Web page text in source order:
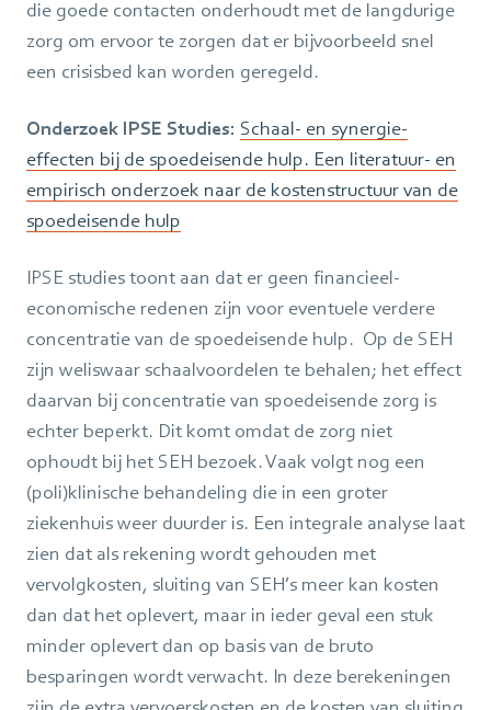
die goede contacten onderhoudt met de langdurige
zorg om ervoor te zorgen dat er bijvoorbeeld snel
een crisisbed kan worden geregeld.
Onderzoek IPSE Studies: Schaal- en synergie-
effecten bij de spoedeisende hulp. Een literatuur- en
empirisch onderzoek naar de kostenstructuur van de
spoedeisende hulp
IPSE studies toont aan dat er geen financieel-
economische redenen zijn voor eventuele verdere
concentratie van de spoedeisende hulp. Op de SEH
zijn weliswaar schaalvoordelen te behalen; het effect
daarvan bij concentratie van spoedeisende zorg is
echter beperkt. Dit komt omdat de zorg niet
ophoudt bij het SEH bezoek. Vaak volgt nog een
(poli)klinische behandeling die in een groter
ziekenhuis weer duurder is. Een integrale analyse laat
zien dat als rekening wordt gehouden met
vervolgkosten, sluiting van SEH’s meer kan kosten
dan dat het oplevert, maar in ieder geval een stuk
minder oplevert dan op basis van de bruto
besparingen wordt verwacht. In deze berekeningen